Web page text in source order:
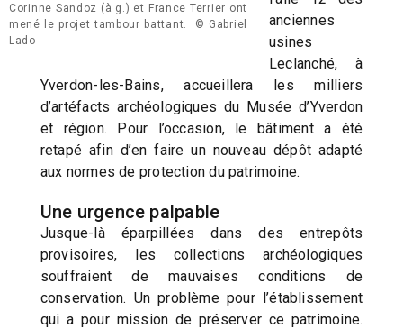
Corinne Sandoz (à g.) et France Terrier ont
mené le projet tambour battant. © Gabriel
Lado
anciennes
usines
Leclanché, à
Yverdon-les-Bains, accueillera les milliers
d’artéfacts archéologiques du Musée d’Yverdon
et région. Pour l’occasion, le bâtiment a été
retapé afin d’en faire un nouveau dépôt adapté
aux normes de protection du patrimoine.
Une urgence palpable
Jusque-là éparpillées dans des entrepôts
provisoires, les collections archéologiques
souffraient de mauvaises conditions de
conservation. Un problème pour l’établissement
qui a pour mission de préserver ce patrimoine.